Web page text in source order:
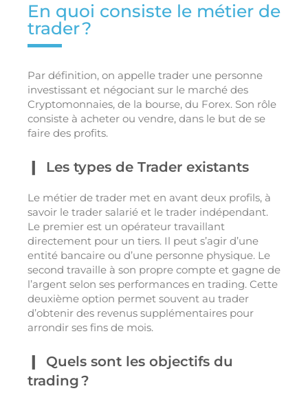
En quoi consiste le métier de
trader ?
Par définition, on appelle trader une personne
investissant et négociant sur le marché des
Cryptomonnaies, de la bourse, du Forex. Son rôle
consiste à acheter ou vendre, dans le but de se
faire des profits.
Les types de Trader existants
Le métier de trader met en avant deux profils, à
savoir le trader salarié et le trader indépendant.
Le premier est un opérateur travaillant
directement pour un tiers. Il peut s’agir d’une
entité bancaire ou d’une personne physique. Le
second travaille à son propre compte et gagne de
l’argent selon ses performances en trading. Cette
deuxième option permet souvent au trader
d’obtenir des revenus supplémentaires pour
arrondir ses fins de mois.
Quels sont les objectifs du
trading ?